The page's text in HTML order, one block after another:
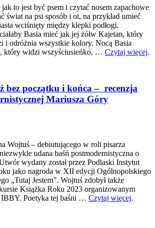
to jest być psem i czytać nosem zapachowe
świat na psi sposób i ot, na przykład umieć
wciśnięty między klepki podłogi.
Basia mieć jak jej żółw Kajetan, który
i odróżnia wszystkie kolory. Nocą Basia
który widzi wszyściusieńko, … Czytaj więcej.
bez początku i końca – recenzja
Mariusza Góry
Wojtuś – debiutującego w roli pisarza
udana baśń postmodernistyczna o
wydany został przez Podlaski Instytut
jako nagroda w XII edycji Ogólnopolskiego
„Tutaj Jestem”. Wojtuś zdobył także
Książka Roku 2023 organizowanym
IBBY. Poetyka tej baśni … Czytaj więcej.